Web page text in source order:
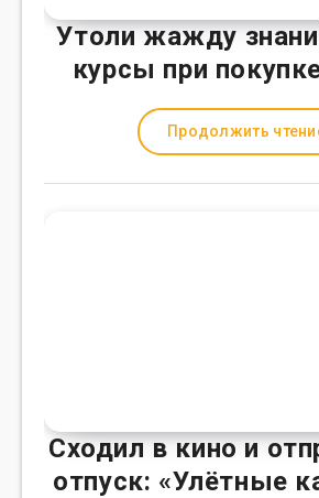
Утоли жажду
курсы при
Продолжить
Сходил в кино и
отпуск: «Улётные